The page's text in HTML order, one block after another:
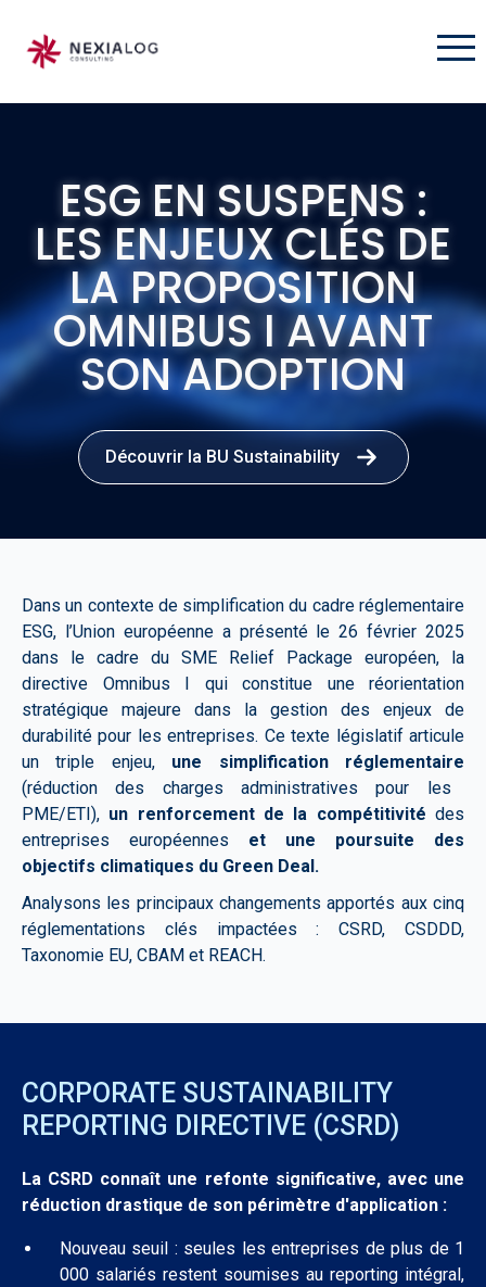
ESG EN SUSPENS :
LES ENJEUX CLÉS DE
LA PROPOSITION
OMNIBUS I AVANT
SON ADOPTION
Découvrir la BU Sustainability
Dans un contexte de simplification du cadre réglementaire
ESG, l’Union européenne a présenté le 26 février 2025
dans le cadre du SME Relief Package européen, la
directive Omnibus I qui constitue une réorientation
stratégique majeure dans la gestion des enjeux de
durabilité pour les entreprises. Ce texte législatif articule
un triple enjeu, une simplification réglementaire
(réduction des charges administratives pour les
PME/ETI), un renforcement de la compétitivité des
entreprises européennes et une poursuite des
objectifs climatiques du Green Deal.
Analysons les principaux changements apportés aux cinq
réglementations clés impactées : CSRD, CSDDD,
Taxonomie EU, CBAM et REACH.
CORPORATE SUSTAINABILITY
REPORTING DIRECTIVE (CSRD)
La CSRD connaît une refonte significative, avec une
réduction drastique de son périmètre d'application :
Nouveau seuil : seules les entreprises de plus de 1
000 salariés restent soumises au reporting intégral,